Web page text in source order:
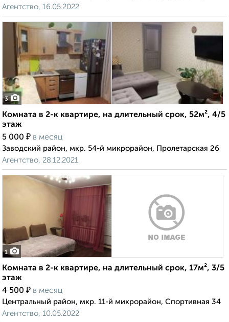
Агентство, 16.05.2022
3
Комната в 2-к квартире, на длительный срок, 52м², 4/5
этаж
5 000 ₽ в месяц
Заводский район, мкр. 54-й микрорайон, Пролетарская 26
Агентство, 28.12.2021
1
Комната в 2-к квартире, на длительный срок, 17м², 3/5
этаж
4 500 ₽ в месяц
Центральный район, мкр. 11-й микрорайон, Спортивная 34
Агентство, 10.05.2022